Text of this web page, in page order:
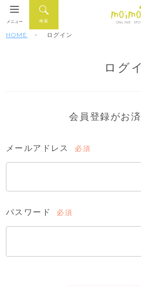
ONLINE
検索
メニュー
HOME ログイン
ログ
会員登録がお
メールアドレス
須)
パスワード
須)